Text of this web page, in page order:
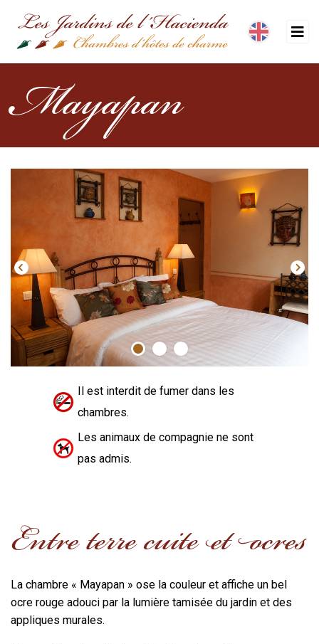
Mayapan
Il est interdit de fumer dans les
chambres.
Les animaux de compagnie ne sont
pas admis.
Entre terre cuite et ocres
La chambre « Mayapan » ose la couleur et affiche un bel
ocre rouge adouci par la lumière tamisée du jardin et des
appliques murales.